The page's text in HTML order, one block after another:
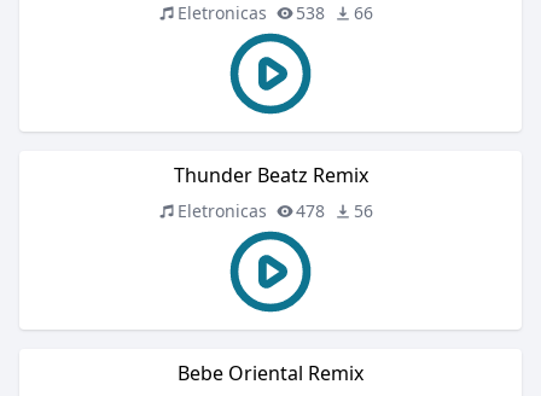
Eletronicas 538 66
Thunder Beatz Remix
Eletronicas 478 56
Bebe Oriental Remix